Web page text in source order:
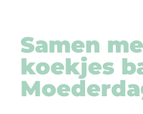
Samen
koekjes